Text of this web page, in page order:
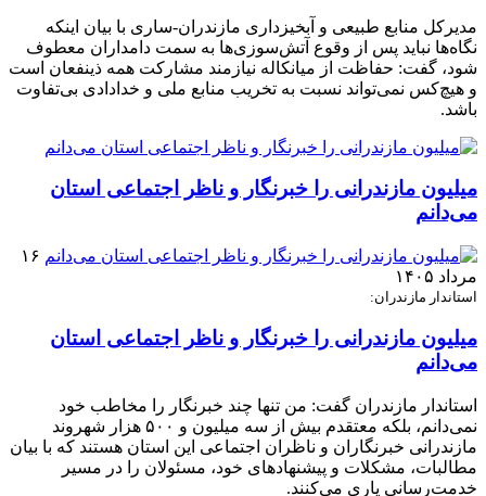
مدیرکل منابع طبیعی و آبخیزداری مازندران-ساری با بیان اینکه
نگاه‌ها نباید پس از وقوع آتش‌سوزی‌ها به سمت دامداران معطوف
شود، گفت: حفاظت از میانکاله نیازمند مشارکت همه ذینفعان است
و هیچ‌کس نمی‌تواند نسبت به تخریب منابع ملی و خدادادی بی‌تفاوت
باشد.
میلیون مازندرانی را خبرنگار و ناظر اجتماعی استان
می‌دانم
۱۶
مرداد ۱۴۰۵
استاندار مازندران:
میلیون مازندرانی را خبرنگار و ناظر اجتماعی استان
می‌دانم
استاندار مازندران گفت: من تنها چند خبرنگار را مخاطب خود
نمی‌دانم، بلکه معتقدم بیش از سه میلیون و ۵۰۰ هزار شهروند
مازندرانی خبرنگاران و ناظران اجتماعی این استان هستند که با بیان
مطالبات، مشکلات و پیشنهادهای خود، مسئولان را در مسیر
خدمت‌رسانی یاری می‌کنند.